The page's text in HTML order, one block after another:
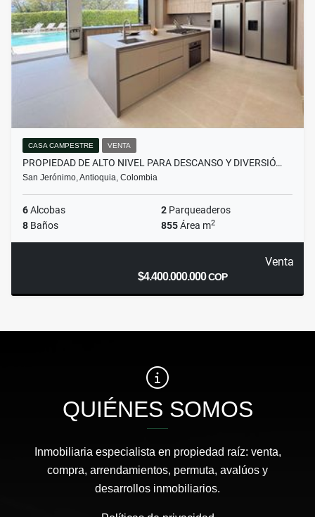
CASA CAMPESTRE VENTA
PROPIEDAD DE ALTO NIVEL PARA DESCANSO Y DIVERSIÓ…
San Jerónimo, Antioquia, Colombia
6Alcobas 2 Parqueaderos
8 Baños 855Área m2
Venta
$4.400.000.000COP
QUIÉNES SOMOS
Inmobiliaria especialista en propiedad raíz: venta,
compra, arrendamientos, permuta, avalúos y
desarrollos inmobiliarios.